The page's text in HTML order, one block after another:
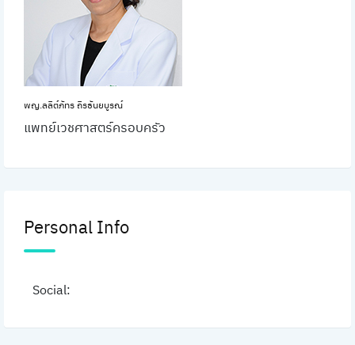
พญ.ลลิต์ภัทร ถิรธันยบูรณ์
แพทย์เวชศาสตร์ครอบครัว
Personal Info
Social: